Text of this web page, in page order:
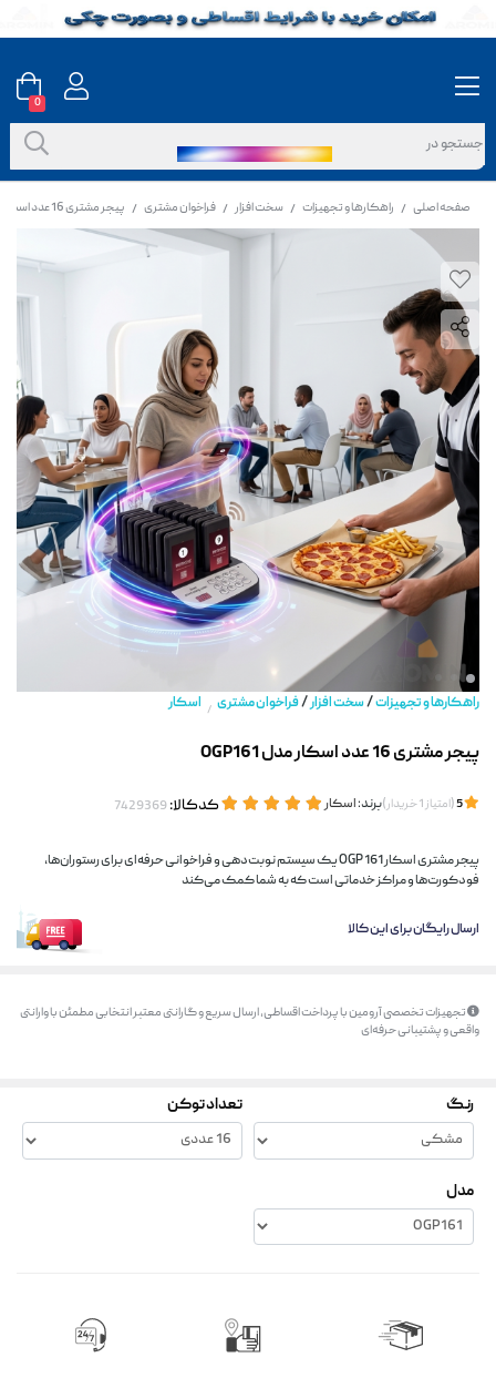
صفحه اصلی / راهکارها و تجهیزات / سخت افزار / فراخوان مشتری / پیجر مشتری 16 عدد اسکار مدل OGP161
راهکارها و تجهیزات/سخت افزار/فراخوان مشتری / اسکار
پیجر مشتری 16 عدد اسکار مدل OGP161
(امتیاز1خریدار)برند:اسکار کدکالا:
پیجر مشتری اسکار OGP 161 یک سیستم نوبت‌دهی و فراخوانی حرفه‌ای برای رستوران‌ها،
فودکورت‌ها و مراکز خدماتی است که به شما کمک می‌کند
ارسال رایگان برای این کالا
تجهیزات تخصصی آرومین با پرداخت اقساطی، ارسال سریع و گارانتی معتبر انتخابی مطمئن با وارانتی
واقعی و پشتیبانی حرفه‌ای
رنگ تعداد توکن
مدل
0